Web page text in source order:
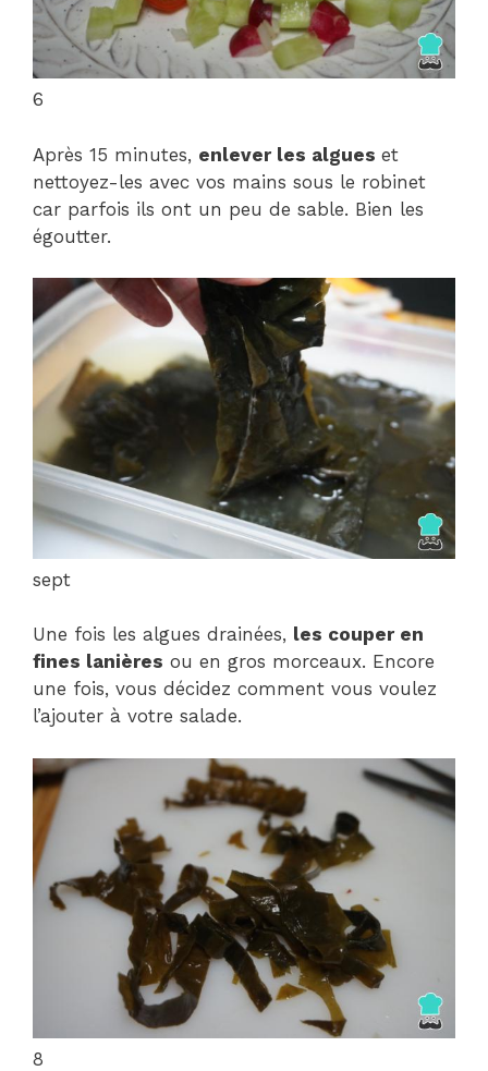
6
Après 15 minutes, enlever les algues et
nettoyez-les avec vos mains sous le robinet
car parfois ils ont un peu de sable. Bien les
égoutter.
sept
Une fois les algues drainées, les couper en
fines lanières ou en gros morceaux. Encore
une fois, vous décidez comment vous voulez
l’ajouter à votre salade.
8